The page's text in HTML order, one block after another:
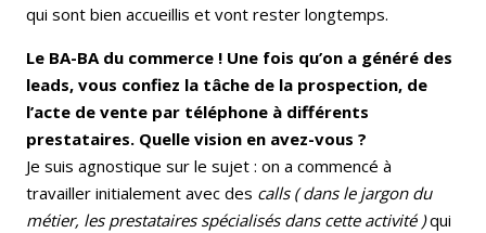
qui sont bien accueillis et vont rester longtemps.
Le BA-BA du commerce ! Une fois qu’on a généré des
leads, vous confiez la tâche de la prospection, de
l’acte de vente par téléphone à différents
prestataires. Quelle vision en avez-vous ?
Je suis agnostique sur le sujet : on a commencé à
travailler initialement avec des calls ( dans le jargon du
métier, les prestataires spécialisés dans cette activité )qui